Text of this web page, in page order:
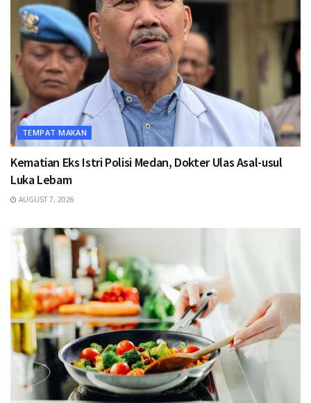
TEMPAT MAKAN
Kematian Eks Istri Polisi Medan, Dokter Ulas Asal-usul
Luka Lebam
AUGUST 7, 2026